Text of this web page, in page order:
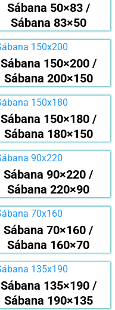
Sábana 50×83 /
Sábana 83×50
Sábana 150×200 /
Sábana 200×150
Sábana 150×180 /
Sábana 180×150
Sábana 90×220 /
Sábana 220×90
Sábana 70×160 /
Sábana 160×70
Sábana 135×190 /
Sábana 190×135